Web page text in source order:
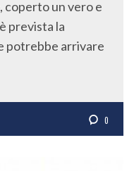
un vero e
prevista la
potrebbe arrivare
0